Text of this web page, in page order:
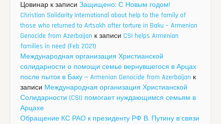
Цовинар к записи Защищено: С Новым годом!
Christian Solidarity International about help to the family of
those who returned to Artsakh after torture in Baku – Armenian
Genocide from Azerbaijan к записи CSI helps Armenian
families in need (Feb 2021)
Международная организация Христианской
солидарности о помощи семье вернувшегося в Арцах
после пыток в Баку — Armenian Genocide from Azerbaijan к
записи Международная организация Христианской
Солидарности (CSI) помогает нуждающимся семьям в
Арцахе
Обращение КС РАО к президенту РФ В. Путину в связи